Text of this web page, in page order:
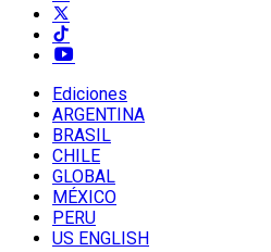
Ediciones
ARGENTINA
BRASIL
CHILE
GLOBAL
MÉXICO
PERU
US ENGLISH